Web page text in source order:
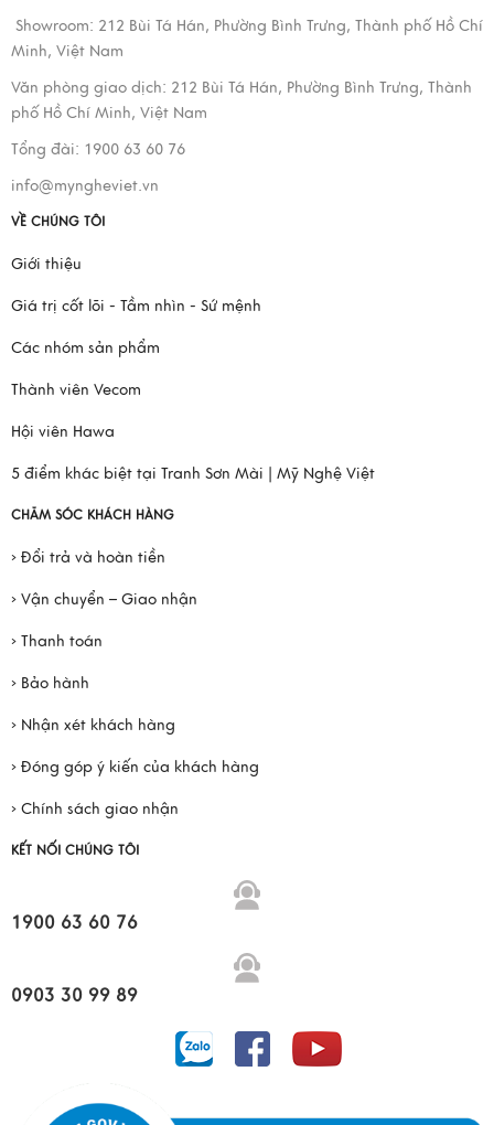
Showroom: 212 Bùi Tá Hán, Phường Bình Trưng, Thành phố Hồ Chí
Minh, Việt Nam
Văn phòng giao dịch: 212 Bùi Tá Hán, Phường Bình Trưng, Thành
phố Hồ Chí Minh, Việt Nam
Tổng đài: 1900 63 60 76
info@myngheviet.vn
VỀ CHÚNG TÔI
Giới thiệu
Giá trị cốt lõi - Tầm nhìn - Sứ mệnh
Các nhóm sản phẩm
Thành viên Vecom
Hội viên Hawa
5 điểm khác biệt tại Tranh Sơn Mài | Mỹ Nghệ Việt
CHĂM SÓC KHÁCH HÀNG
› Đổi trả và hoàn tiền
› Vận chuyển – Giao nhận
› Thanh toán
› Bảo hành
› Nhận xét khách hàng
› Đóng góp ý kiến của khách hàng
› Chính sách giao nhận
KẾT NỐI CHÚNG TÔI
1900 63 60 76
0903 30 99 89